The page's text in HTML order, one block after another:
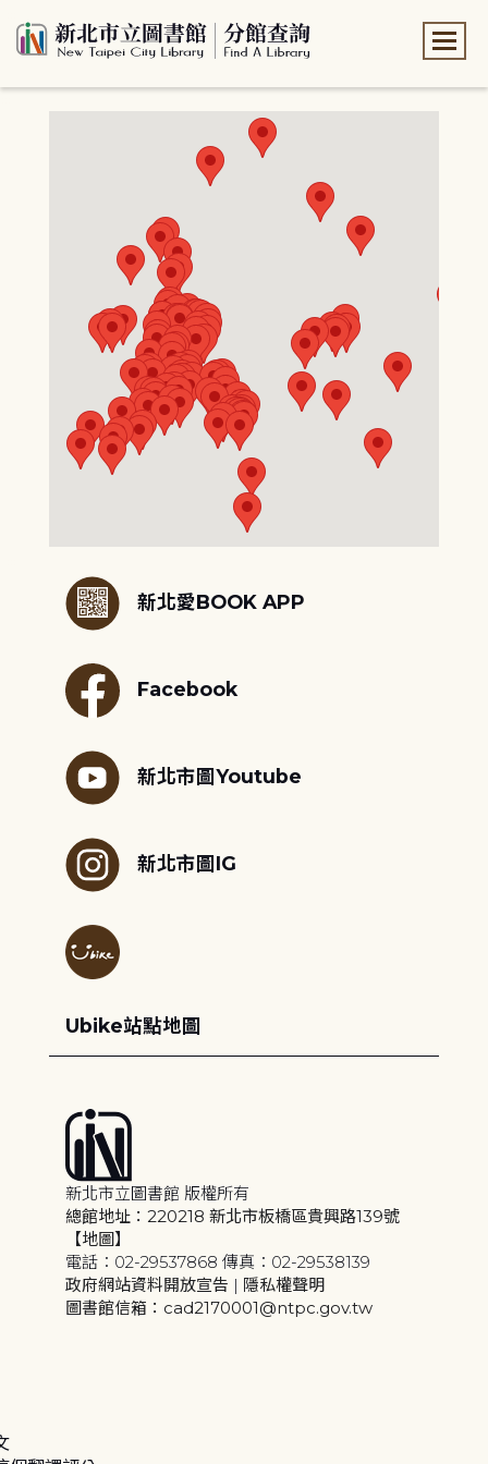
新北愛BOOK APP
Facebook
新北市圖Youtube
新北市圖IG
Ubike站點地圖
新北市立圖書館 版權所有
總館地址：220218 新北市板橋區貴興路139號
【地圖】
電話：02-29537868 傳真：02-29538139
政府網站資料開放宣告 | 隱私權聲明
圖書館信箱：cad2170001@ntpc.gov.tw